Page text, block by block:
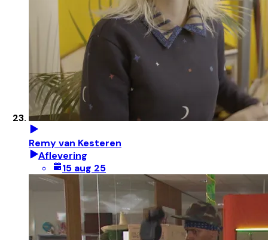
Remy van Kesteren
Aflevering
15 aug 25